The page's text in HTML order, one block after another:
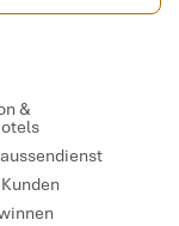
&